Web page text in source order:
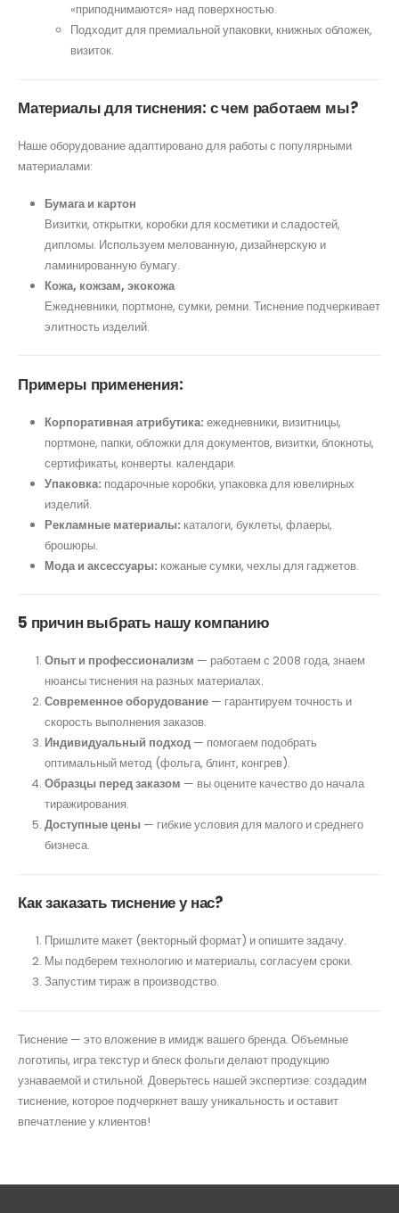
«приподнимаются» над поверхностью.
Подходит для премиальной упаковки, книжных обложек,
визиток.
Материалы для тиснения: с чем работаем мы?
Наше оборудование адаптировано для работы с популярными
материалами:
Бумага и картон
Визитки, открытки, коробки для косметики и сладостей,
дипломы. Используем мелованную, дизайнерскую и
ламинированную бумагу.
Кожа, кожзам, экокожа
Ежедневники, портмоне, сумки, ремни. Тиснение подчеркивает
элитность изделий.
Примеры применения:
Корпоративная атрибутика: ежедневники, визитницы,
портмоне, папки, обложки для документов, визитки, блокноты,
сертификаты, конверты. календари.
Упаковка: подарочные коробки, упаковка для ювелирных
изделий.
Рекламные материалы: каталоги, буклеты, флаеры,
брошюры.
Мода и аксессуары: кожаные сумки, чехлы для гаджетов.
5 причин выбрать нашу компанию
Опыт и профессионализм — работаем с 2008 года, знаем
нюансы тиснения на разных материалах.
Современное оборудование— гарантируем точность и
скорость выполнения заказов.
Индивидуальный подход— помогаем подобрать
оптимальный метод (фольга, блинт, конгрев).
Образцы перед заказом — вы оцените качество до начала
тиражирования.
Доступные цены— гибкие условия для малого и среднего
бизнеса.
Как заказать тиснение у нас?
Пришлите макет (векторный формат) и опишите задачу.
Мы подберем технологию и материалы, согласуем сроки.
Запустим тираж в производство.
Тиснение — это вложение в имидж вашего бренда. Объемные
логотипы, игра текстур и блеск фольги делают продукцию
узнаваемой и стильной. Доверьтесь нашей экспертизе: создадим
тиснение, которое подчеркнет вашу уникальность и оставит
впечатление у клиентов!